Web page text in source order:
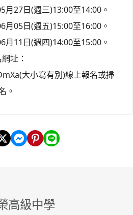
月27日(週三)13:00至14:00。
月05日(週五)15:00至16:00。
月11日(週四)14:00至15:00。
址：
大小寫有別)線上報名或掃
。
高級中學